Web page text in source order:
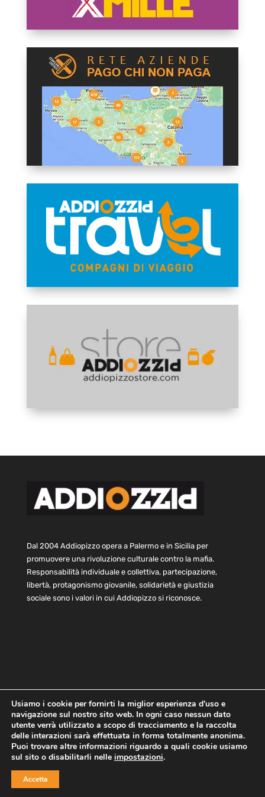
Dal 2004 Addiopizzo opera a Palermo e in Sicilia per
promuovere una rivoluzione culturale contro la mafia.
Responsabilità individuale e collettiva, partecipazione,
libertà, protagonismo giovanile, solidarietà e giustizia
sociale sono i valori in cui Addiopizzo si riconosce.
Home Statuto e bilancio
Contatti
Privacy
Cookie Child Protection Policy
Copyright © 2021 AddioPizzo | Tutti i diritti riservati | Sede
Usiamo i cookie per fornirti la miglior esperienza d'uso e
navigazione sul nostro sito web. In ogni caso nessun dato
utente verrà utilizzato a scopo di tracciamento e la raccolta
delle interazioni sarà effettuata in forma totalmente anonima.
Puoi trovare altre informazioni riguardo a quali cookie usiamo
sul sito o disabilitarli nelle impostazioni.
Accetta